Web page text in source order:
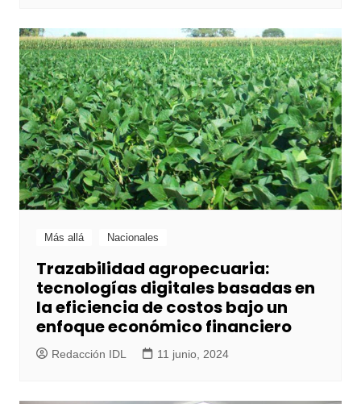
Más allá Nacionales
Trazabilidad agropecuaria:
tecnologías digitales basadas en
la eficiencia de costos bajo un
enfoque económico financiero
Redacción IDL 11 junio, 2024